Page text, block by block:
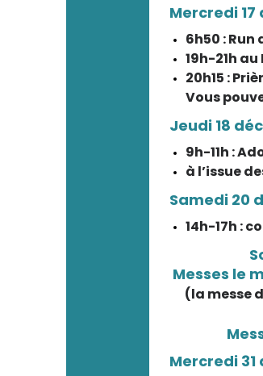
Mercredi
6h50 :
19h-21h
20h15 :
Vous
Jeudi 18
9h-11h :
à l’issue
Samedi 20
14h-17h :
Messes le
(la messe
Mercredi